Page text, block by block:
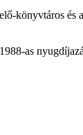
könyvtáros és
as